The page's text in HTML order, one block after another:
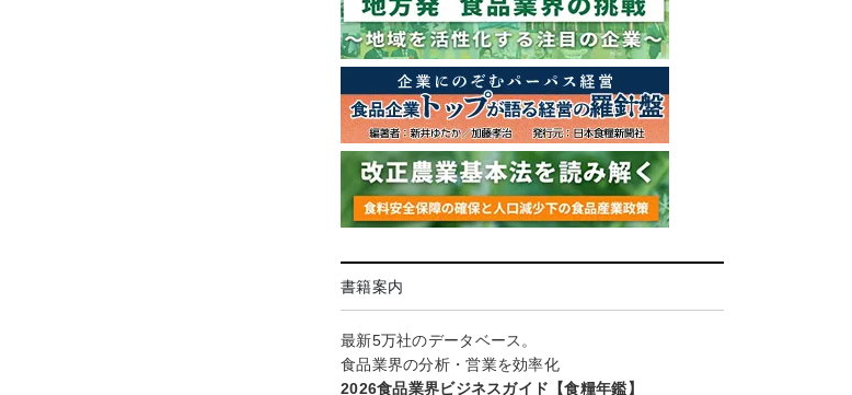
書籍案内
最新5万社のデータベース。
食品業界の分析・営業を効率化
2026食品業界ビジネスガイド【食糧年鑑】